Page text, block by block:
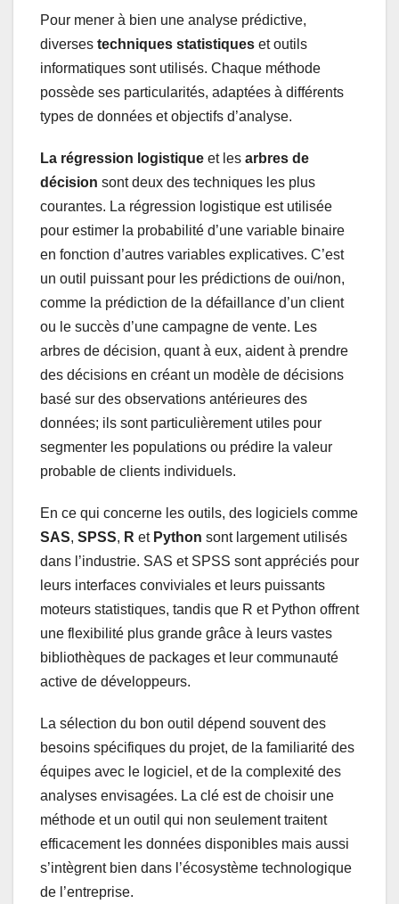
Pour mener à bien une analyse prédictive,
diverses techniques statistiques et outils
informatiques sont utilisés. Chaque méthode
possède ses particularités, adaptées à différents
types de données et objectifs d’analyse.
La régression logistique et les arbres de
décision sont deux des techniques les plus
courantes. La régression logistique est utilisée
pour estimer la probabilité d’une variable binaire
en fonction d’autres variables explicatives. C’est
un outil puissant pour les prédictions de oui/non,
comme la prédiction de la défaillance d’un client
ou le succès d’une campagne de vente. Les
arbres de décision, quant à eux, aident à prendre
des décisions en créant un modèle de décisions
basé sur des observations antérieures des
données; ils sont particulièrement utiles pour
segmenter les populations ou prédire la valeur
probable de clients individuels.
En ce qui concerne les outils, des logiciels comme
SAS, SPSS, R et Python sont largement utilisés
dans l’industrie. SAS et SPSS sont appréciés pour
leurs interfaces conviviales et leurs puissants
moteurs statistiques, tandis que R et Python offrent
une flexibilité plus grande grâce à leurs vastes
bibliothèques de packages et leur communauté
active de développeurs.
La sélection du bon outil dépend souvent des
besoins spécifiques du projet, de la familiarité des
équipes avec le logiciel, et de la complexité des
analyses envisagées. La clé est de choisir une
méthode et un outil qui non seulement traitent
efficacement les données disponibles mais aussi
s’intègrent bien dans l’écosystème technologique
de l’entreprise.